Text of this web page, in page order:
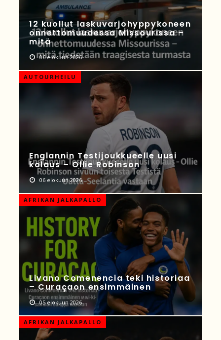
12 kuollut laskuvarjohyppykoneen
onnettomuudessa Missourissa –
mitä
06 elokuun 2026
AUTOURHEILU
Englannin Testijoukkueelle uusi
kolaus – Ollie Robinson
06 elokuun 2026
AFRIKAN JALKAPALLO
Livano Comenencia teki historiaa
– Curaçaon ensimmäinen
05 elokuun 2026
AFRIKAN JALKAPALLO